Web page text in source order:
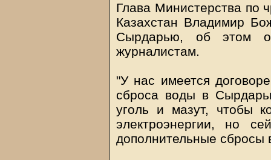
Глава Министерства по
Казахстан Владимир
Сырдарью, об этом
журналистам.
"У нас имеется
сброса воды в
уголь и мазут, чтобы
электроэнергии, но
дополнительные сбросы